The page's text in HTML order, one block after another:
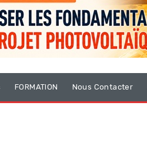
FORMATION Nous Contacter